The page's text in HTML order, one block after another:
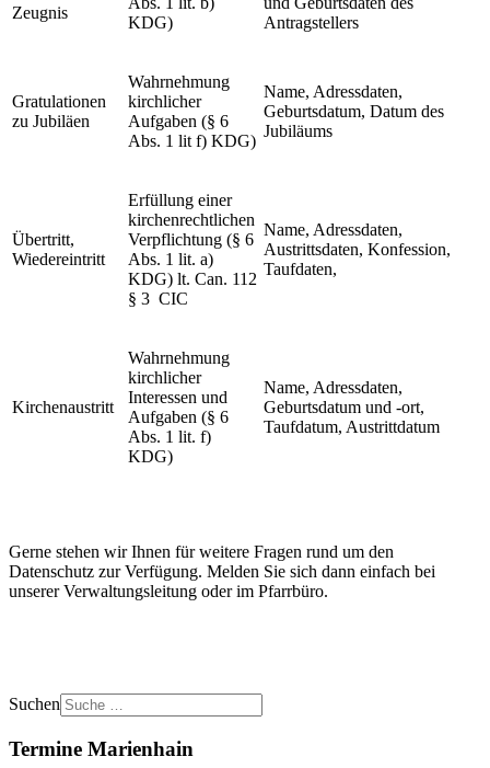
Zeugnis
KDG)
Antragstellers
Gratulationen
zu Jubiläen
Wahrnehmung
kirchlicher
Aufgaben (§ 6
Abs. 1 lit f) KDG)
Name, Adressdaten,
Geburtsdatum, Datum des
Jubiläums
Übertritt,
Wiedereintritt
Erfüllung einer
kirchenrechtlichen
Verpflichtung (§ 6
Abs. 1 lit. a)
KDG) lt. Can. 112
§ 3 CIC
Name, Adressdaten,
Austrittsdaten, Konfession,
Taufdaten,
Kirchenaustritt
Wahrnehmung
kirchlicher
Interessen und
Aufgaben (§ 6
Abs. 1 lit. f)
KDG)
Name, Adressdaten,
Geburtsdatum und -ort,
Taufdatum, Austrittdatum
Gerne stehen wir Ihnen für weitere Fragen rund um den
Datenschutz zur Verfügung. Melden Sie sich dann einfach bei
unserer Verwaltungsleitung oder im Pfarrbüro.
Suchen
Termine Marienhain